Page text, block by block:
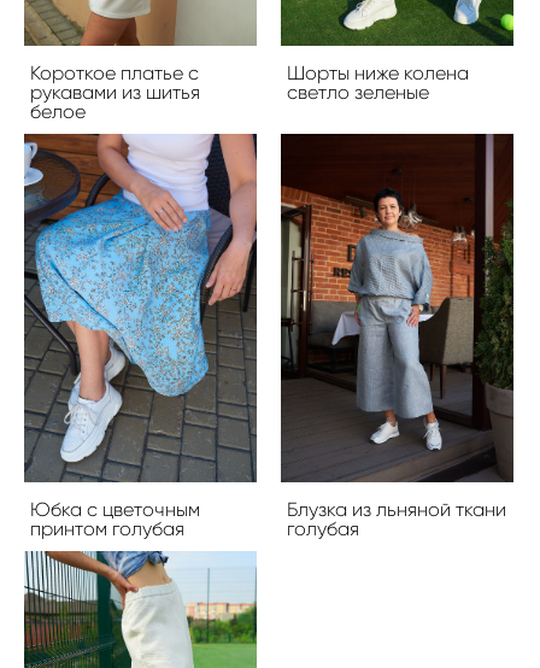
Короткое платье с
рукавами из шитья
белое
Шорты ниже колена
светло зеленые
Юбка с цветочным
принтом голубая
Блузка из льняной ткани
голубая